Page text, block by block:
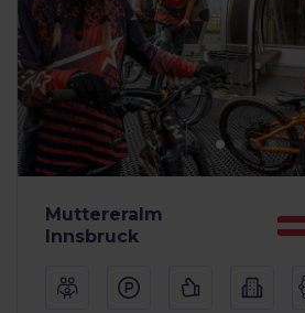
Muttereralm
Innsbruck